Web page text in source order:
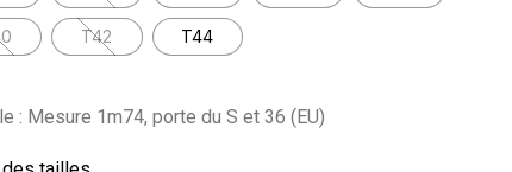
T42 T44
: Mesure 1m74, porte du S et 36 (EU)